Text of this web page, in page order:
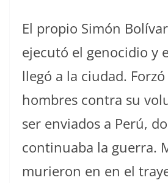
El propio Simón
ejecutó el genocidio y
llegó a la ciudad.
hombres contra su
ser enviados a Perú,
continuaba la guerra.
murieron en en el